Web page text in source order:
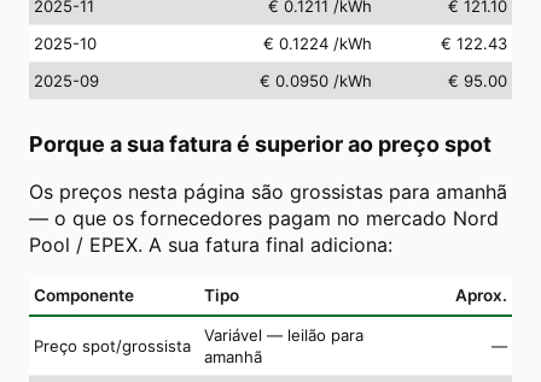
2025-11
€ 0.1211 /kWh
€ 121.10
2025-10
€ 0.1224 /kWh
€ 122.43
2025-09
€ 0.0950 /kWh € 95.00
Porque a sua fatura é superior ao preço spot
Os preços nesta página são grossistas para amanhã
— o que os fornecedores pagam no mercado Nord
Pool / EPEX. A sua fatura final adiciona:
Componente Tipo Aprox.
Preço spot/grossista
Variável — leilão para
amanhã
—